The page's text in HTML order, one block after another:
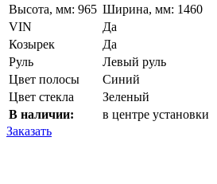
Высота, мм: 965 Ширина, мм: 1460
VIN
Да
Козырек
Да
Руль
Левый руль
Цвет полосы
Синий
Цвет стекла
Зеленый
В наличии:
в центре установки
Заказать